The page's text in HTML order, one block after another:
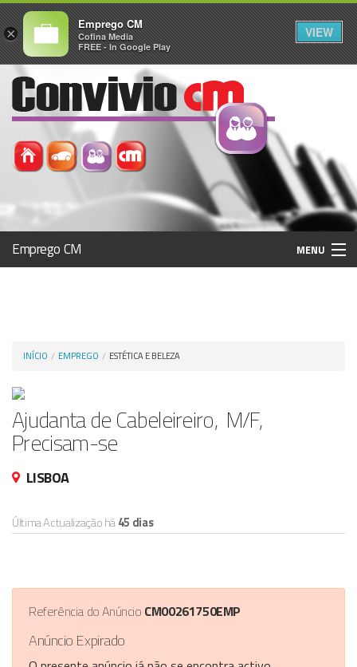
Emprego CM MENU
INÍCIO EMPREGO ESTÉTICA E BELEZA
Ajudanta de Cabeleireiro, M/F,
Precisam-se
LISBOA
Última Actualização há45 dias
Referência do Anúncio CM00261750EMP
Anúncio Expirado
×
Emprego CM
Cofina Media
FREE - In Google Play
VIEW